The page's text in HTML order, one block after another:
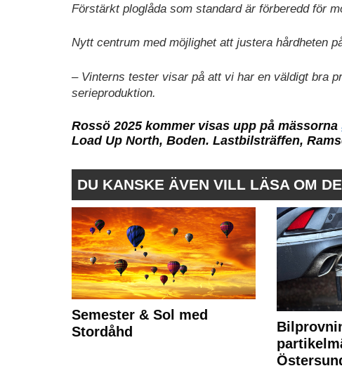
Förstärkt ploglåda som standard är förberedd för
Nytt centrum med möjlighet att justera hårdheten
– Vinterns tester visar på att vi har en väldigt bra
serieproduktion.
Rossö 2025 kommer visas upp på mässorna
Load Up North, Boden. Lastbilsträffen,
DU KANSKE ÄVEN VILL LÄSA OM
Semester & Sol med
Stordåhd